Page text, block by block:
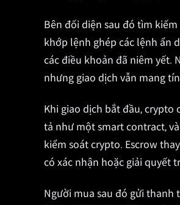
Bên đối diện sau đó tìm
khớp lệnh ghép các lệnh ẩn
các điều khoản đã niêm yết.
nhưng giao dịch vẫn mang
Khi giao dịch bắt đầu, crypto
tả như một smart contract,
kiểm soát crypto. Escrow
có xác nhận hoặc giải quyết
Người mua sau đó gửi thanh